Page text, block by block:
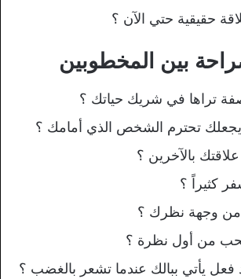
حقيقية حتي الآن ؟
تراها في شريك حياتك ؟
تحترم الشخص الذي أمامك ؟
بالآخرين ؟
كثيراً ؟
من وجهة نظرك ؟
من أول نظرة ؟
فعل يأتي ببالك عندما تشعر بالغضب ؟